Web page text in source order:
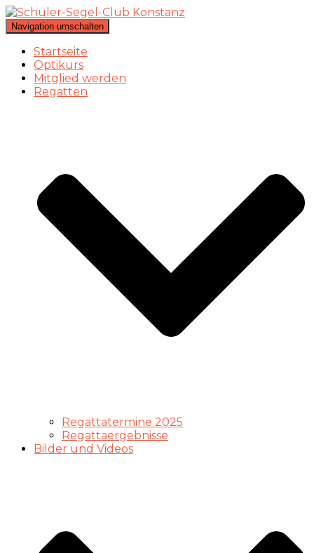
Navigation umschalten
Startseite
Optikurs
Mitglied werden
Regatten
Regattatermine 2025
Regattaergebnisse
Bilder und Videos